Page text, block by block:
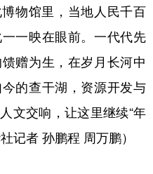
物馆里，当地人民千百
一映在眼前。一代代先
赠为生，在岁月长河中
的查干湖，资源开发与
文交响，让这里继续“年
记者 孙鹏程 周万鹏）